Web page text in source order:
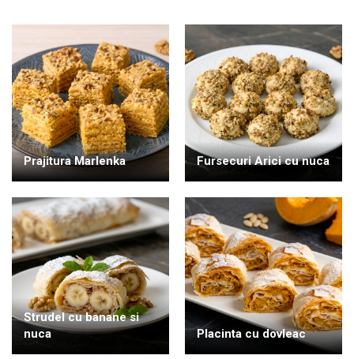
Prajitura Marlenka Fursecuri Arici cu nuca
Strudel cu banane si
nuca
Placinta cu dovleac